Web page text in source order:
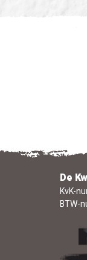
De
KvK-
BTW-